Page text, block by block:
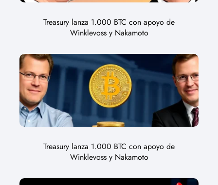
Treasury lanza 1.000 BTC con apoyo de
Winklevoss y Nakamoto
Treasury lanza 1.000 BTC con apoyo de
Winklevoss y Nakamoto